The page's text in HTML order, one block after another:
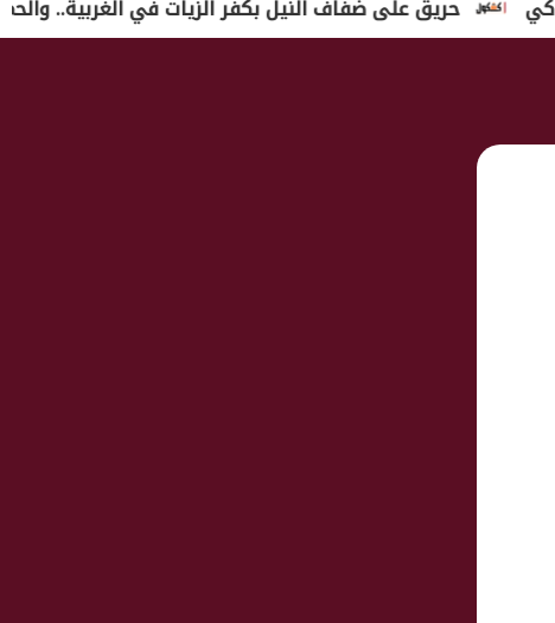
حريق على ضفاف النيل بكفر الزيات في الغربية.. والحماية